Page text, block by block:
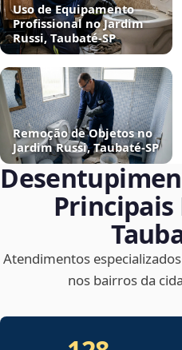
Uso de Equipamento
Profissional no Jardim
Russi, Taubaté‑SP
Remoção de Objetos no
Jardim Russi, Taubaté‑SP
Principais
Atendimentos
nos bairros da